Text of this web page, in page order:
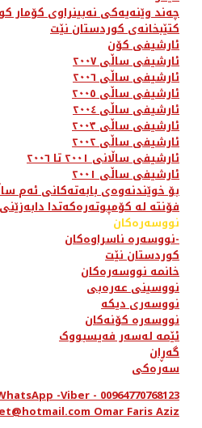
چەند وێنەیەکی نەبینراوی کۆمار
کتێبخانەی کوردستان نێت
ئارشیفی کۆن
ئارشیفی ساڵی ٢٠٠٧
ئارشیفی ساڵی ٢٠٠٦
ئارشیفی ساڵی ٢٠٠٥
ئارشیفی ساڵی ٢٠٠٤
ئارشیفی ساڵی ٢٠٠٣
ئارشیفی ساڵی ٢٠٠٢
ئارشیفی ساڵانی ٢٠٠١ تا ٢٠٠٦
ئارشیفی ساڵی ٢٠٠١
بۆ خوێندنەوەی بابەتەکانی ئەم
فۆنتە لە کۆمپوتەرەکەتدا دابەزێنی
نووسەرەکان
نووسەرە ناسراوەکان-
کوردستان نێت
خانمە نووسەرەکان
نووسینی عەرەبی
نووسەری دیکە
نووسەرە کۆنەکان
ئێمە لەسەر فەیسبووک
گەڕان
سەرەکی
-Viber - 00964770768123
Omar Faris Aziz